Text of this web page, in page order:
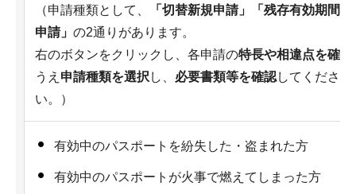
（申請種類として、
「切替新規申請」「残存有効期間同
申請」 の2通りがあります。
右のボタンをクリックし、各申請の特長や相違点を確認
うえ 申請種類を選択 し、 必要書類等を確認してくださ
い。）
有効中のパスポートを紛失した・盗まれた方
有効中のパスポートが火事で燃えてしまった方